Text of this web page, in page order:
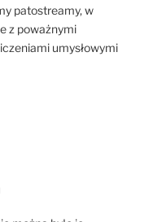
patostreamy, w
z poważnymi
umysłowymi